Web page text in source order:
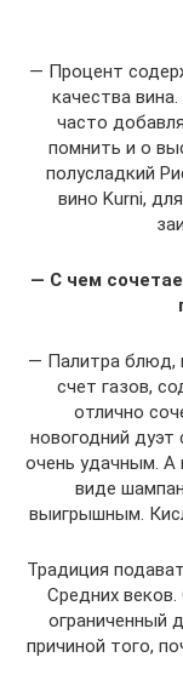
— Процент
качества
часто
помнить и о
полусладкий
вино Kurni,
— С чем
— Палитра блюд,
счет газов,
отлично
новогодний
очень удачным. А
виде
выигрышным.
Традиция
Средних
ограниченный
причиной того,